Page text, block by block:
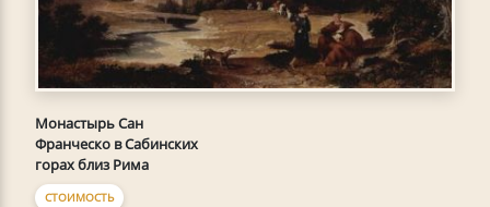
Монастырь Сан
Франческо в Сабинских
горах близ Рима
СТОИМОСТЬ